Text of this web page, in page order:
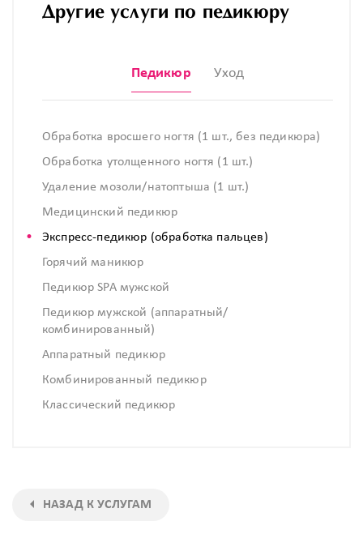
Другие услуги по педикюру
Педикюр Уход
Обработка вросшего ногтя (1 шт., без педикюра)
Обработка утолщенного ногтя (1 шт.)
Удаление мозоли/натоптыша (1 шт.)
Медицинский педикюр
Экспресс-педикюр (обработка пальцев)
Горячий маникюр
Педикюр SPA мужской
Педикюр мужской (аппаратный/
комбинированный)
Аппаратный педикюр
Комбинированный педикюр
Классический педикюр
НАЗАД К УСЛУГАМ